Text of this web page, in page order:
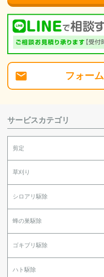
フォーム
サービスカテゴリ
剪定
草刈り
シロアリ駆除
蜂の巣駆除
ゴキブリ駆除
ハト駆除